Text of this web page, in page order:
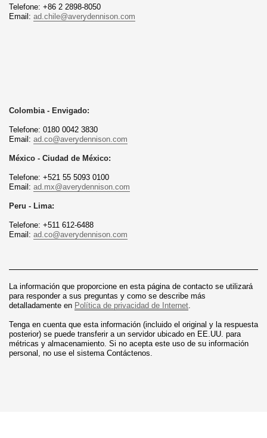
Telefone: +86 2 2898-8050
Email: ad.chile@averydennison.com
Colombia - Envigado:
Telefone: 0180 0042 3830
Email: ad.co@averydennison.com
México - Ciudad de México:
Telefone: +521 55 5093 0100
Email: ad.mx@averydennison.com
Peru - Lima:
Telefone: +511 612-6488
Email: ad.co@averydennison.com
La información que proporcione en esta página de contacto se utilizará
para responder a sus preguntas y como se describe más
detalladamente en Política de privacidad de Internet
Tenga en cuenta que esta información (incluido el original y la respuesta
posterior) se puede transferir a un servidor ubicado en EE.UU. para
métricas y almacenamiento. Si no acepta este uso de su información
personal, no use el sistema Contáctenos.